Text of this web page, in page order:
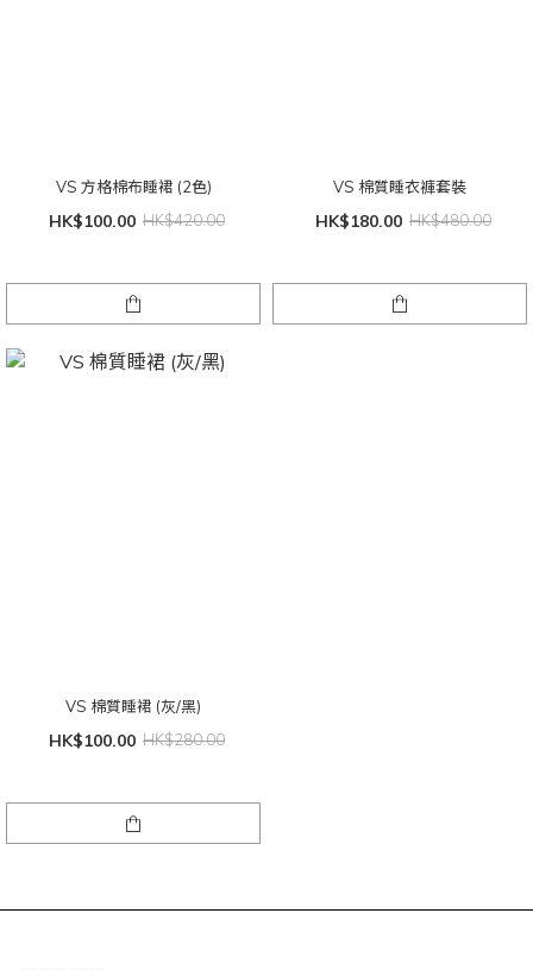
VS 方格棉布睡裙 (2色)
HK$100.00 HK$420.00
VS 棉質睡衣褲套裝
HK$180.00 HK$480.00
VS 棉質睡裙 (灰/黑)
HK$100.00 HK$280.00